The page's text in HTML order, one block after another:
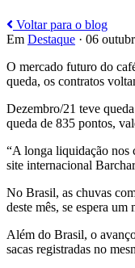
Voltar para o blog
Em Destaque · 06
O mercado futuro do
queda, os contratos
Dezembro/21 teve
queda de 835 pontos,
“A longa liquidação nos
site internacional
No Brasil, as chuvas
deste mês, se espera
Além do Brasil, o
sacas registradas no